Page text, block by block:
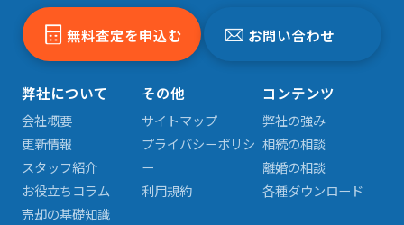
無料査定を申込む お問い合わせ
弊社について
会社概要
更新情報
スタッフ紹介
お役立ちコラム
売却の基礎知識
その他
サイトマップ
プライバシーポリシ
ー
利用規約
コンテンツ
弊社の強み
相続の相談
離婚の相談
各種ダウンロード